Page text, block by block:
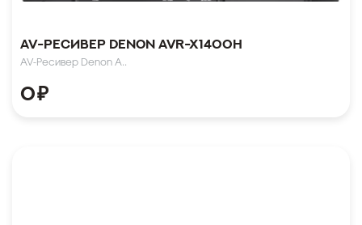
AV-Ресивер Denon AVR-X1400H
AV-Ресивер Denon A..
0₽